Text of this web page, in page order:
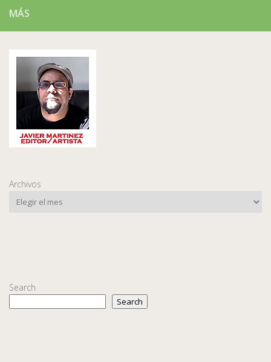
MÁS
Archivos
Search
Search